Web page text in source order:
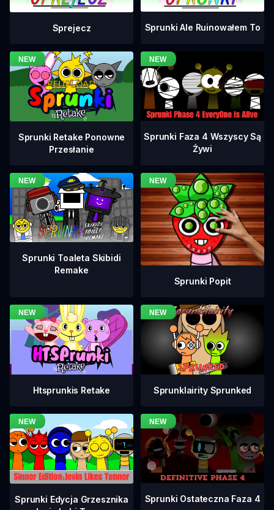
Sprejecz Sprunki Ale Ruinowałem To
Sprunki Retake Ponowne
Przesłanie
Sprunki Faza 4 Wszyscy Są
Żywi
Sprunki Toaleta Skibidi
Remake
Sprunki Popit
Htsprunkis Retake Sprunklairity Sprunked
Sprunki Edycja Grzesznika
Sprunki Ostateczna Faza 4